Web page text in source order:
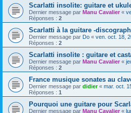
Scarlatti insolite: guitare et
Dernier message par Manu Cavalier «
Réponses : 2
Scarlatti à la guitare -
Dernier message par Do « ven. oct. 18,
Réponses : 2
Scarlatti insolite : guitare et
Dernier message par Manu Cavalier «
Réponses : 2
France musique sonates au
Dernier message par didier« mar. oct.
Réponses : 1
Pourquoi une guitare pour
Dernier message par Manu Cavalier «